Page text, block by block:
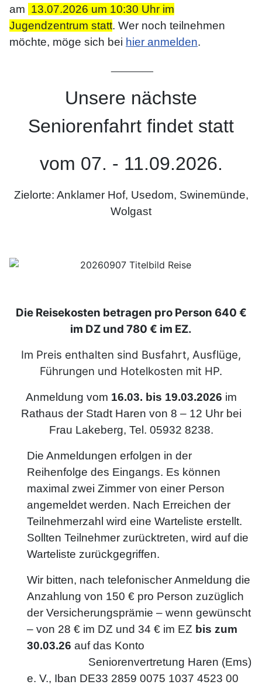
am 13.07.2026 um 10:30 Uhr im
Jugendzentrum statt. Wer noch teilnehmen
möchte, möge sich bei hier anmelden.
Unsere nächste
Seniorenfahrt findet statt
vom 07. - 11.09.2026.
Zielorte: Anklamer Hof, Usedom, Swinemünde,
Wolgast
Die Reisekosten betragen pro Person 640 €
im DZ und 780 € im EZ.
Im Preis enthalten sind Busfahrt, Ausflüge,
Führungen und Hotelkosten mit HP.
Anmeldung vom 16.03. bis 19.03.2026 im
Rathaus der Stadt Haren von 8 – 12 Uhr bei
Frau Lakeberg, Tel. 05932 8238.
Die Anmeldungen erfolgen in der
Reihenfolge des Eingangs. Es können
maximal zwei Zimmer von einer Person
angemeldet werden. Nach Erreichen der
Teilnehmerzahl wird eine Warteliste erstellt.
Sollten Teilnehmer zurücktreten, wird auf die
Warteliste zurückgegriffen.
Wir bitten, nach telefonischer Anmeldung die
Anzahlung von 150 € pro Person zuzüglich
der Versicherungsprämie – wenn gewünscht
– von 28 € im DZ und 34 € im EZ bis zum
30.03.26 auf das Konto
Seniorenvertretung Haren (Ems)
e. V., Iban DE33 2859 0075 1037 4523 00